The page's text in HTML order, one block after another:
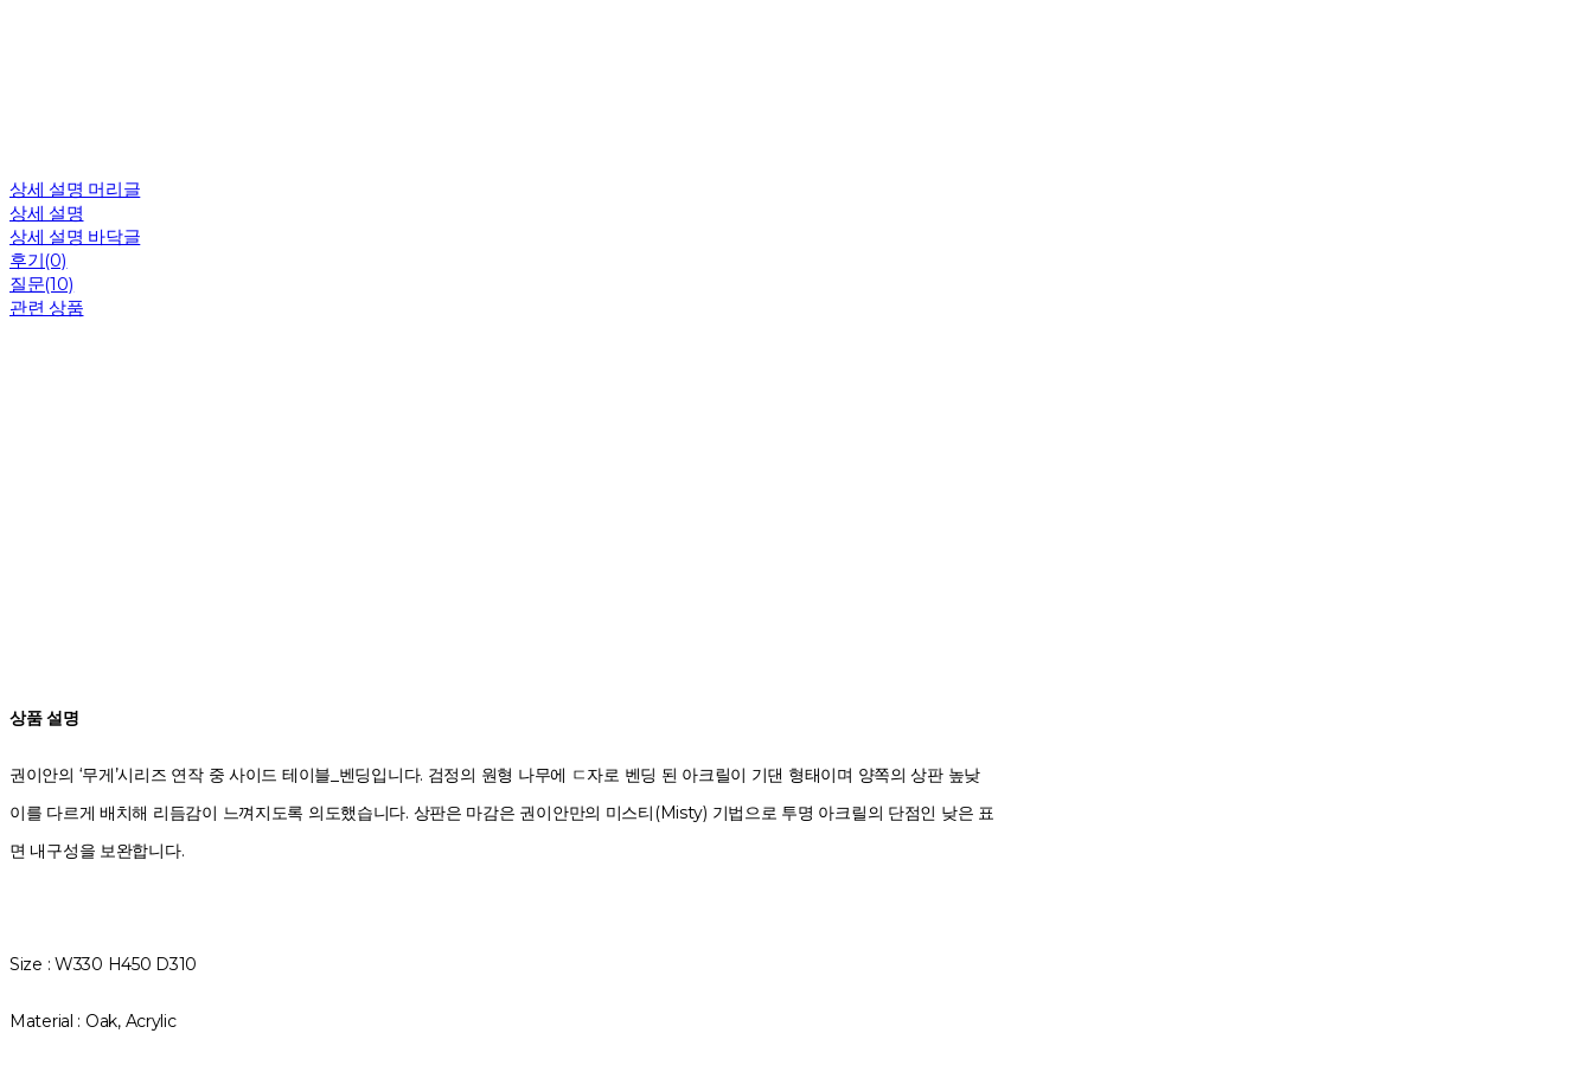
상세 설명 머리글
상세 설명
상세 설명 바닥글
후기(0)
질문(10)
관련 상품
상품 설명
권이안의 ‘무게’시리즈 연작 중 사이드 테이블_벤딩입니다. 검정의 원형 나무에 ㄷ자로 벤딩 된 아크릴이 기댄 형태이며 양쪽의 상판 높낮
이를 다르게 배치해 리듬감이 느껴지도록 의도했습니다. 상판은 마감은 권이안만의 미스티(Misty) 기법으로 투명 아크릴의 단점인 낮은 표
면 내구성을 보완합니다.
Size : W330 H450 D310
Material : Oak, Acrylic